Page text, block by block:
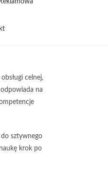
Reklamowa
celnej,
na
sztywnego
krok po